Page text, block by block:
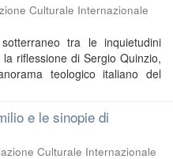
Culturale Internazionale
tra le inquietudini
riflessione di Sergio Quinzio,
teologico italiano del
e le sinopie di
Culturale Internazionale